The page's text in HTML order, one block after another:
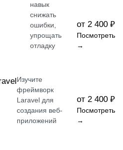
навык
снижать
ошибки,
упрощать
отладку
от 2 400 ₽
Посмотреть
→
Изучите
фреймворк
Laravel для
создания веб-
приложений
от 2 400 ₽
Посмотреть
→